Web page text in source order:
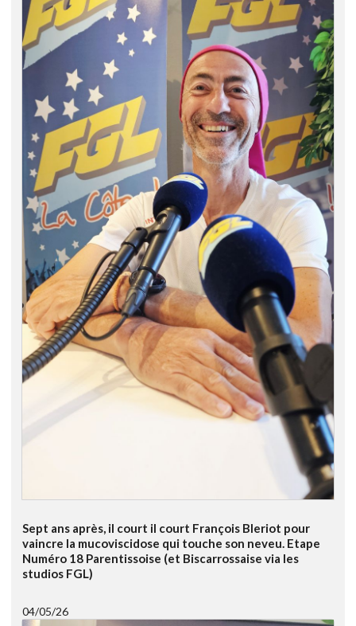
Sept ans après, il court il court François Bleriot pour
vaincre la mucoviscidose qui touche son neveu. Etape
Numéro 18 Parentissoise (et Biscarrossaise via les
studios FGL)
04/05/26